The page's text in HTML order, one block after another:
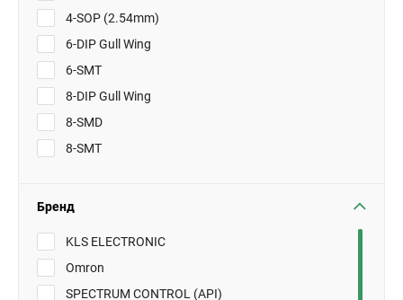
4-SOP (2.54mm)
6-DIP Gull Wing
6-SMT
8-DIP Gull Wing
8-SMD
8-SMT
Бренд
KLS ELECTRONIC
Omron
SPECTRUM CONTROL (API)